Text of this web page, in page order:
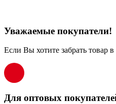
Уважаемые покупатели!
Если Вы хотите забрать товар
Для оптовых